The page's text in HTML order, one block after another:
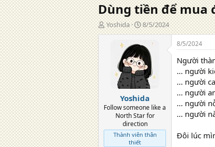
Dùng tiền để mua
T
á
Yoshida
N
g
y
đ
ă
n
g
8/5/2024
Yoshida
Follow someone like a
North Star for
direction
Thành viên thân
thiết
8/5/2024
Người
... người
... người
... người
... người
... người
Đôi lúc